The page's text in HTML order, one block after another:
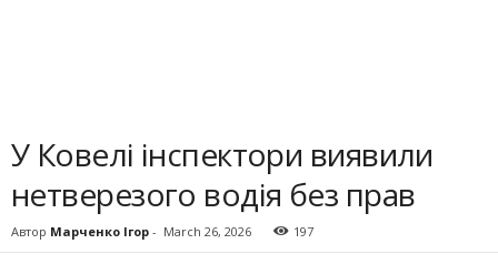
У Ковелі інспектори виявили
нетверезого водія без прав
Автор Марченко Ігор - March 26, 2026 197